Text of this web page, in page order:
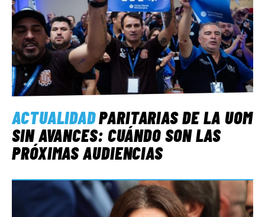
ACTUALIDADPARITARIAS DE LA UOM
SIN AVANCES: CUÁNDO SON LAS
PRÓXIMAS AUDIENCIAS